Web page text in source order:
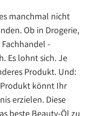
manchmal nicht
Ob in Drogerie,
-
Es lohnt sich. Je
Produkt. Und:
könnt Ihr
erzielen. Diese
beste Beauty-Öl zu